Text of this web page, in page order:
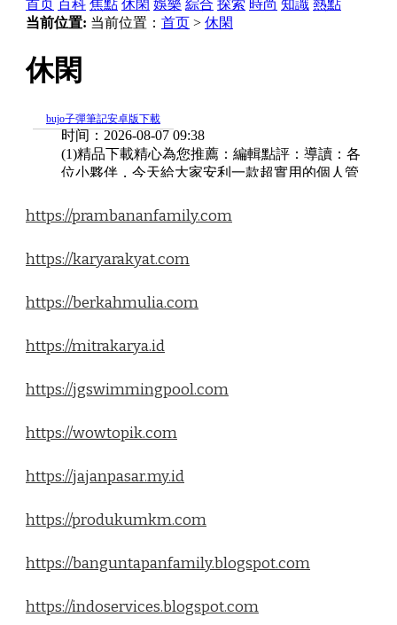
https://prambananfamily.com
https://karyarakyat.com
https://berkahmulia.com
https://mitrakarya.id
https://jgswimmingpool.com
https://wowtopik.com
https://jajanpasar.my.id
https://produkumkm.com
https://banguntapanfamily.blogspot.com
https://indoservices.blogspot.com